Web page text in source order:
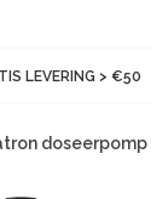
LEVERING > €50
doseerpomp